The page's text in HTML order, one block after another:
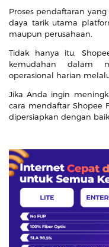
Proses pendaftaran
daya tarik utama
maupun perusahaan.
Tidak hanya itu,
kemudahan dalam
operasional harian
Jika Anda ingin
cara mendaftar Shopee
dipersiapkan dengan